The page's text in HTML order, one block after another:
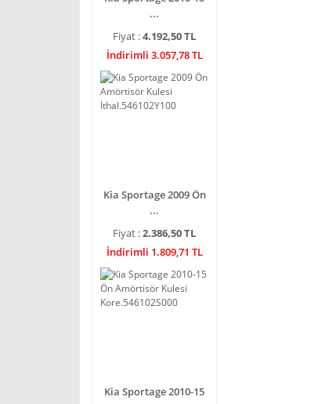
...
Fiyat :4.192,50 TL
İndirimli 3.057,78 TL
Kia Sportage 2009 Ön
...
Fiyat :2.386,50 TL
İndirimli 1.809,71 TL
Kia Sportage 2010-15